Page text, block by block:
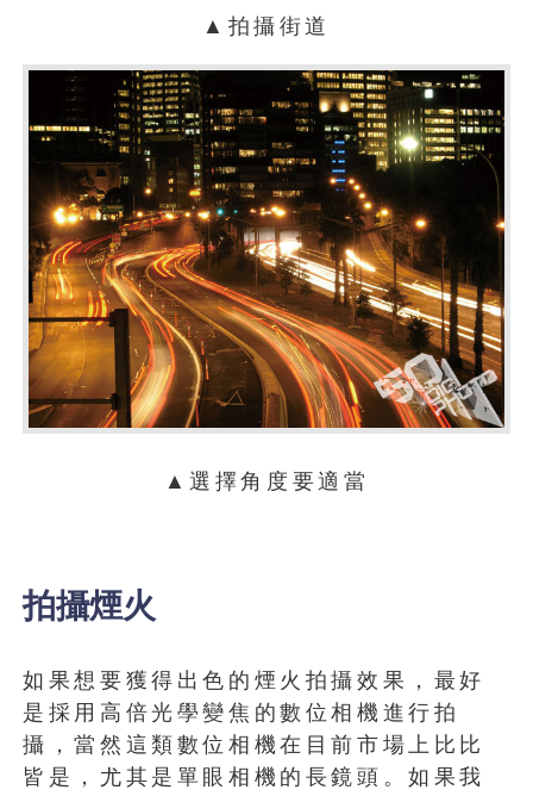
▲拍攝街道
▲選擇角度要適當
拍攝煙火
如果想要獲得出色的煙火拍攝效果，最好
是採用高倍光學變焦的數位相機進行拍
攝，當然這類數位相機在目前市場上比比
皆是，尤其是單眼相機的長鏡頭。如果我